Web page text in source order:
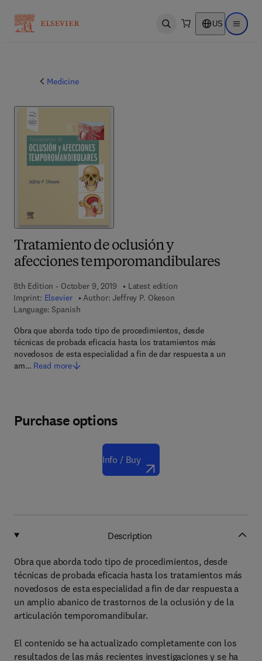
Open search US Open
Medicine
Tratamiento de oclusión y
afecciones temporomandibulares
8th Edition - October 9, 2019
Latest edition
Imprint: Elsevier Author: Jeffrey P. Okeson
Language: Spanish
Obra que aborda todo tipo de procedimientos, desde
técnicas de probada eficacia hasta los tratamientos más
novedosos de esta especialidad a fin de dar respuesta a un
am… Read more
Purchase options
Info / Buy
Description
Obra que aborda todo tipo de procedimientos, desde
técnicas de probada eficacia hasta los tratamientos más
novedosos de esta especialidad a fin de dar respuesta a
un amplio abanico de trastornos de la oclusión y de la
articulación temporomandibular.
El contenido se ha actualizado completamente con los
resultados de las más recientes investigaciones y se ha